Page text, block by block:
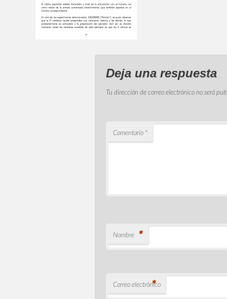
Deja una respuesta
Tu dirección de correo electrónico no será
Comentario *
Nombre *
Correo electrónico
*